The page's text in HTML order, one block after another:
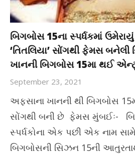
બિગબોસ 15ના સ્પર્ધકમાં
‘તિતલિયા’ સોંગથી ફેમસ
ખાનની બિગબોસ 15મા થઈ
September 23, 2021
અફસાના ખાનની થી બિગબોસ
સોંગથી બની છે ફેમસ મુંબઈઃ-
સ્પર્ધકોના એક પછી એક નામ
બિગબોસની સિઝન 15ની